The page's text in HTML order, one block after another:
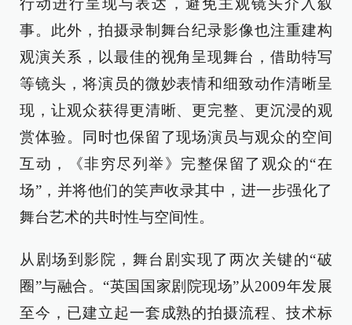
行动进行呈现与表达，避免主观镜头介入叙
事。此外，拍摄录制舞台纪录影像也注重建构
观演关系，以最佳的视角呈现舞台，借助特写
等镜头，将演员的微妙表情和细致动作清晰呈
现，让观众获得更清晰、更完整、更沉浸的观
赏体验。同时也保留了现场演员与观众的空间
互动，《非穷尽列举》完整保留了观众的“在
场”，并将他们的笑声收录其中，进一步强化了
舞台艺术的共时性与空间性。
从剧场到影院，舞台剧实现了两次关键的“破
圈”与融合。“英国国家剧院现场”从2009年发展
至今，已建立起一套成熟的拍摄流程、技术标